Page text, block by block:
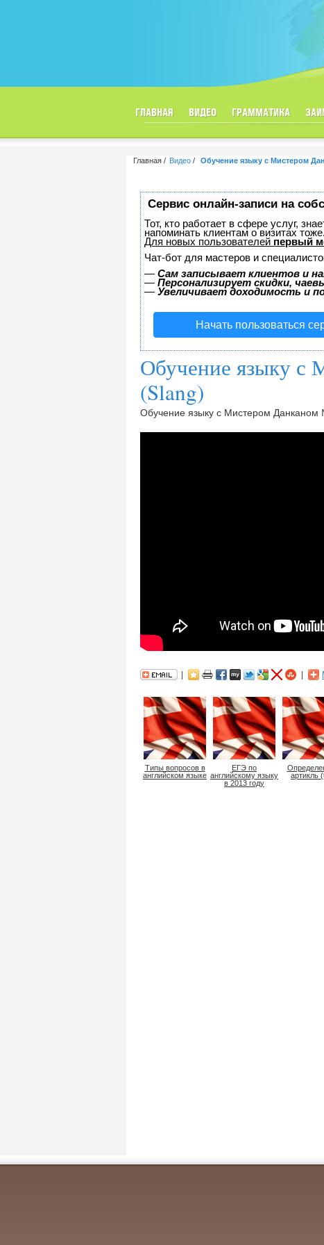
ГЛАВНАЯ ВИДЕО ГРАММАТИКА
Главная Видео Обучение языку с Мистером
Сервис онлайн-записи на
Тот, кто работает в сфере услуг,
напоминать клиентам о визитах
Для новых пользователей первый
Чат-бот для мастеров и
— Сам записывает клиентов и
— Персонализирует скидки,
— Увеличивает доходимость и
Начать пользоваться
Обучение языку
(Slang)
Обучение языку с Мистером
Типы вопросов в
английском языке
ЕГЭ по
английскому языку
в 2013 году
артикль